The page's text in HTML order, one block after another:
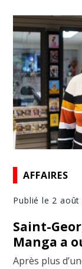
AFFAIRES
Publié le 2 août
Saint-
Manga a
Après plus